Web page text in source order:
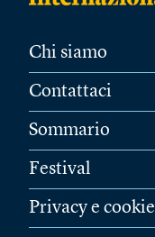
Chi siamo
Contattaci
Sommario
Festival
Privacy e cookie